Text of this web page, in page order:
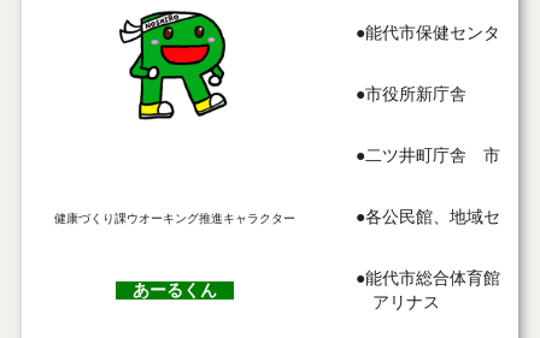
●能代市保健センター
●市役所新庁舎
●二ツ井町庁舎 市民福
健康づくり課ウオーキング推進キャラクター ●各公民館、地域センタ
あーるくん
●能代市総合体育館、二
アリナス